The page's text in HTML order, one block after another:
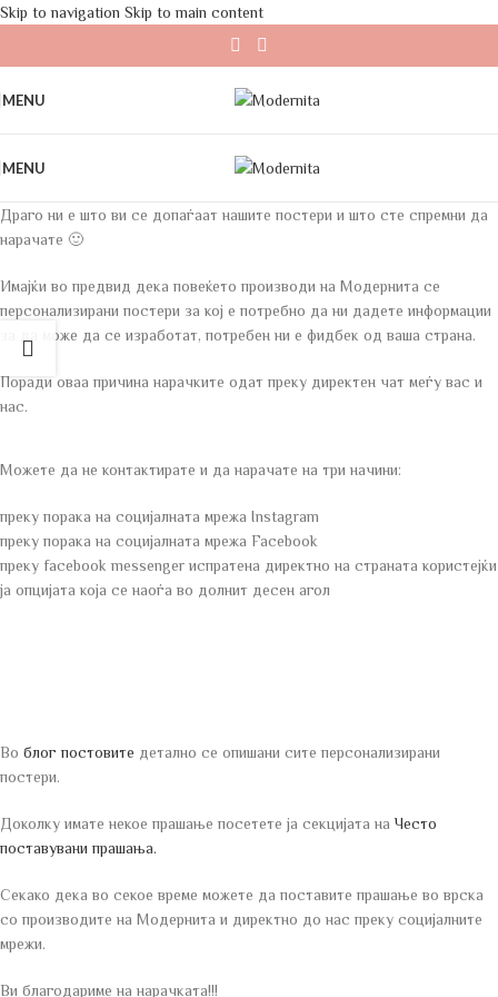
Skip to navigation Skip to main content
MENU
MENU
Драго ни е што ви се допаѓаат нашите постери и што сте спремни да
нарачате 🙂
Имајќи во предвид дека повеќето производи на Модернита се
персонализирани постери за кој е потребно да ни дадете информации
за да може да се изработат, потребен ни е фидбек од ваша страна.
Поради оваа причина нарачките одат преку директен чат меѓу вас и
нас.
Можете да не контактирате и да нарачате на три начини:
преку порака на социјалната мрежа Instagram
преку порака на социјалната мрежа Facebook
преку facebook messenger испратена директно на страната користејќи
ја опцијата која се наоѓа во долнит десен агол
Во блог постовите детално се опишани сите персонализирани
постери.
Доколку имате некое прашање посетете ја секцијата на Често
поставувани прашања.
Секако дека во секое време можете да поставите прашање во врска
со производите на Модернита и директно до нас преку социјалните
мрежи.
Ви благодариме на нарачката!!!